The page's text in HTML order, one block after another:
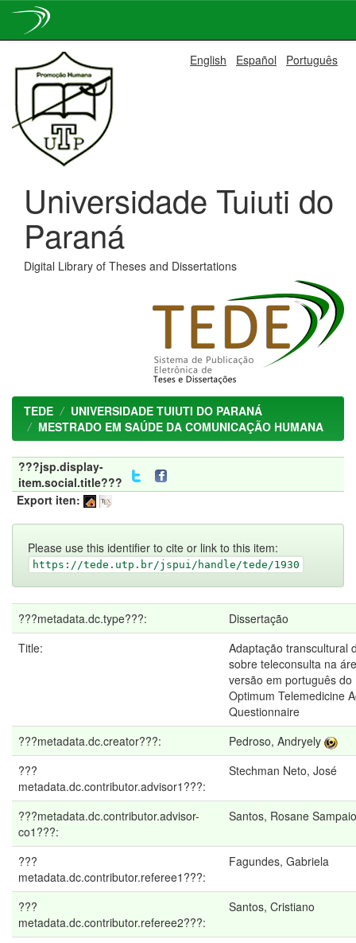
navigation
English Español Português
Universidade Tuiuti do
Paraná
Digital Library of Theses and Dissertations
TEDE
UNIVERSIDADE TUIUTI DO PARANÁ
MESTRADO EM SAÚDE DA COMUNICAÇÃO HUMANA
???jsp.display-
item.social.title???
Export iten:
Please use this identifier to cite or link to this item:
https://tede.utp.br/jspui/handle/tede/1930
???metadata.dc.type???:
Dissertação
Title:
Adaptação transcultural
sobre teleconsulta na
versão em português do
Optimum Telemedicine
Questionnaire
???metadata.dc.creator???:
Pedroso, Andryely
???
metadata.dc.contributor.advisor1???:
Stechman Neto, José
???metadata.dc.contributor.advisor-
co1???:
Santos, Rosane Sampaio
???
metadata.dc.contributor.referee1???:
Fagundes, Gabriela
???
metadata.dc.contributor.referee2???:
Santos, Cristiano